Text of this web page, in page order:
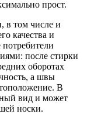
прост.
в том числе и
качества и
после стирки
оборотах
а швы
В
вид и может
носки.